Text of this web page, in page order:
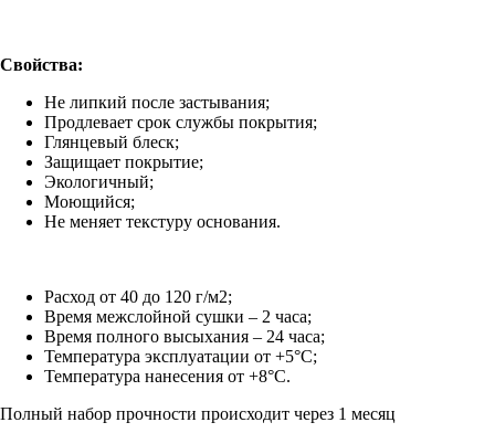
Свойства:
Не липкий после застывания;
Продлевает срок службы покрытия;
Глянцевый блеск;
Защищает покрытие;
Экологичный;
Моющийся;
Не меняет текстуру основания.
Расход от 40 до 120 г/м2;
Время межслойной сушки – 2 часа;
Время полного высыхания – 24 часа;
Температура эксплуатации от +5°С;
Температура нанесения от +8°С.
Полный набор прочности происходит через 1 месяц